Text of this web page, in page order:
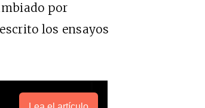
por
los ensayos